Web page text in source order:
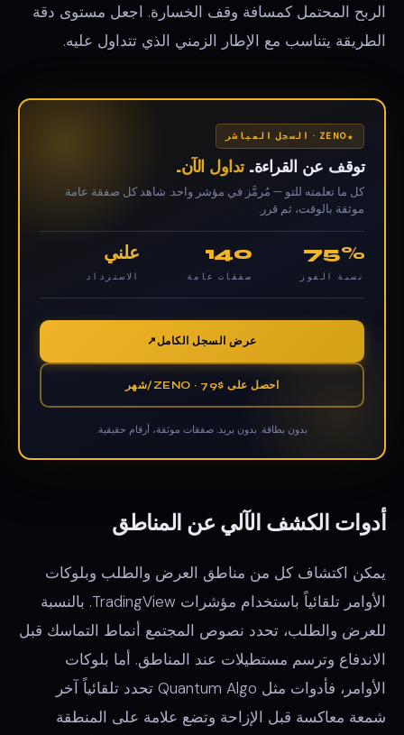
الربح المحتمل كمسافة وقف الخسارة. اجعل مستوى دقة
الطريقة يتناسب مع الإطار الزمني الذي تتداول عليه.
ZENO · السجل المباشر
توقف عن القراءة.تداول الآن.
كل ما تعلمته للتو — مُرمَّز في مؤشر واحد. شاهد كل صفقة عامة
موثقة بالوقت، ثم قرر.
75%
نسبة الفوز
140
صفقات عامة
علني
الاسترداد
عرض السجل الكامل
احصل على ZENO · 79$/شهر
بدون بطاقة. بدون بريد. صفقات موثقة، أرقام حقيقية.
أدوات الكشف الآلي عن المناطق
يمكن اكتشاف كل من مناطق العرض والطلب وبلوكات
الأوامر تلقائياً باستخدام مؤشرات TradingView. بالنسبة
للعرض والطلب، تحدد نصوص المجتمع أنماط التماسك قبل
الاندفاع وترسم مستطيلات عند المناطق. أما بلوكات
الأوامر، فأدوات مثل Quantum Algo تحدد تلقائياً آخر
شمعة معاكسة قبل الإزاحة وتضع علامة على المنطقة